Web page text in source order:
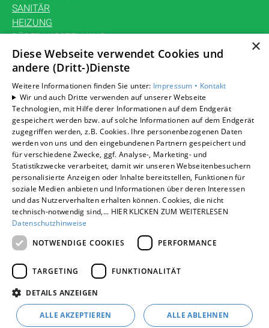
SANITÄR
HEIZUNG
BÄDERAUSSTELLUNG
KARRIERE
UNTERNEHMEN
KONTAKT
Um externe HTML-Inhalte anzuzeigen, benötigen wir
Ihre Einwilligung.
Weitere Informationen finden Sie in unserer
Datenschutzerklärung.
Cookie-Einstellungen öffnen
×
Diese Webseite verwendet Cookies und
andere (Dritt-)Dienste
Weitere Informationen finden Sie unter: Impressum • Kontakt
Wir und auch Dritte verwenden auf unserer Webseite
Technologien, mit Hilfe derer Informationen auf dem Endgerät
gespeichert werden bzw. auf solche Informationen auf dem Endgerät
zugegriffen werden, z.B. Cookies. Ihre personenbezogenen Daten
werden von uns und den eingebundenen Partnern gespeichert und
für verschiedene Zwecke, ggf. Analyse-, Marketing- und
Statistikzwecke verarbeitet, damit wir unseren Webseitenbesuchern
personalisierte Anzeigen oder Inhalte bereitstellen, Funktionen für
soziale Medien anbieten und Informationen über deren Interessen
und das Nutzerverhalten erhalten können. Cookies, die nicht
technisch-notwendig sind,... HIER KLICKEN ZUM WEITERLESEN
Datenschutzhinweise
NOTWENDIGE COOKIES
PERFORMANCE
TARGETING FUNKTIONALITÄT
DETAILS ANZEIGEN
ALLE AKZEPTIEREN ALLE ABLEHNEN